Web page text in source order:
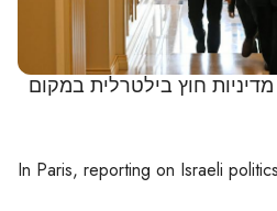
חוץ בילטרלית במקום
In Paris, reporting on Israeli